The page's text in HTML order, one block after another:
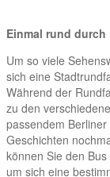
Einmal rund durch
Um so viele
sich eine
Während der
zu den
passendem
Geschichten
können Sie den
um sich eine